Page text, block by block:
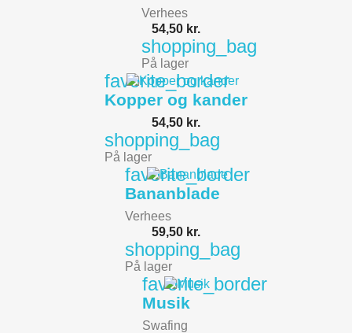
Verhees
54,50 kr.
shopping_bag
På lager
favorite_border
Kopper og kander
54,50 kr.
shopping_bag
På lager
favorite_border
Bananblade
Verhees
59,50 kr.
shopping_bag
På lager
favorite_border
Musik
Swafing